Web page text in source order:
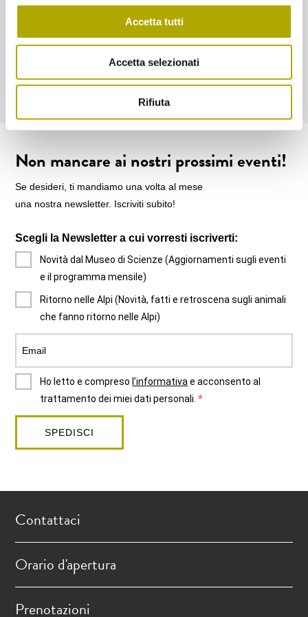
Accetta tutti
Accetta selezionati
Rifiuta
15. Maggio
Non mancare ai nostri prossimi eventi!
Se desideri, ti mandiamo una volta al mese
una nostra newsletter. Iscriviti subito!
Scegli la Newsletter a cui vorresti iscriverti:
Novità dal Museo di Scienze (Aggiornamenti sugli eventi
e il programma mensile)
Ritorno nelle Alpi (Novità, fatti e retroscena sugli animali
che fanno ritorno nelle Alpi)
Ho letto e compreso l’informativa e acconsento al
trattamento dei miei dati personali.
SPEDISCI
Contattaci
Orario d'apertura
Prenotazioni